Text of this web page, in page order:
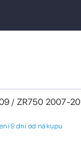
/ ZR750 2007-
9 dní od nákupu